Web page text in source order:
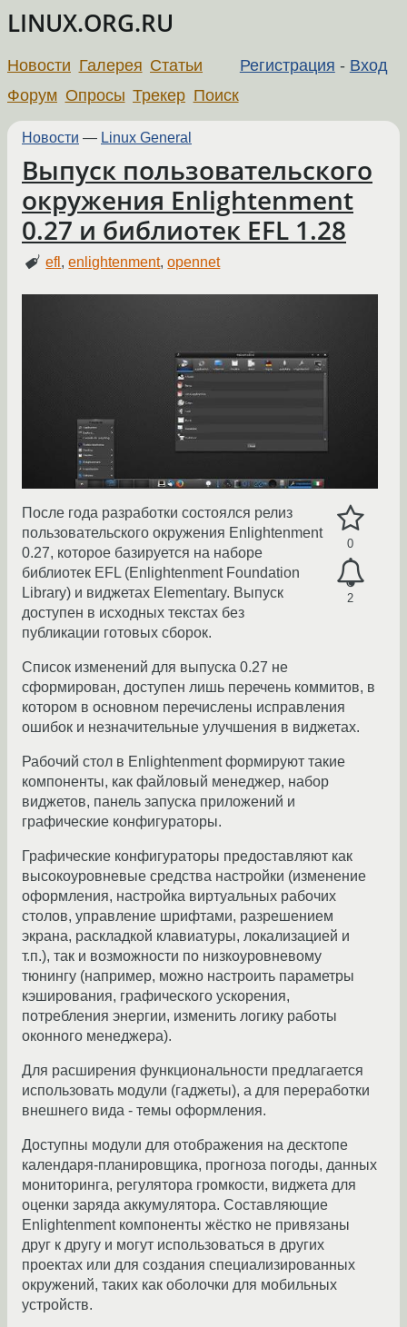
LINUX.ORG.RU
Регистрация - Вход
Новости Галерея Статьи
Форум Опросы Трекер Поиск
Новости — Linux General
Выпуск пользовательского
окружения Enlightenment
0.27 и библиотек EFL 1.28
efl ,enlightenment,opennet
0
2
После года разработки состоялся релиз
пользовательского окружения Enlightenment
0.27, которое базируется на наборе
библиотек EFL (Enlightenment Foundation
Library) и виджетах Elementary. Выпуск
доступен в исходных текстах без
публикации готовых сборок.
Список изменений для выпуска 0.27 не
сформирован, доступен лишь перечень коммитов, в
котором в основном перечислены исправления
ошибок и незначительные улучшения в виджетах.
Рабочий стол в Enlightenment формируют такие
компоненты, как файловый менеджер, набор
виджетов, панель запуска приложений и
графические конфигураторы.
Графические конфигураторы предоставляют как
высокоуровневые средства настройки (изменение
оформления, настройка виртуальных рабочих
cтолов, управление шрифтами, разрешением
экрана, раскладкой клавиатуры, локализацией и
т.п.), так и возможности по низкоуровневому
тюнингу (например, можно настроить параметры
кэширования, графического ускорения,
потребления энергии, изменить логику работы
оконного менеджера).
Для расширения функциональности предлагается
использовать модули (гаджеты), а для переработки
внешнего вида - темы оформления.
Доступны модули для отображения на десктопе
календаря-планировщика, прогноза погоды, данных
мониторинга, регулятора громкости, виджета для
оценки заряда аккумулятора. Составляющие
Enlightenment компоненты жёстко не привязаны
друг к другу и могут использоваться в других
проектах или для создания специализированных
окружений, таких как оболочки для мобильных
устройств.